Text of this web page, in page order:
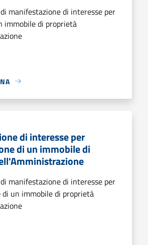
manifestazione di interesse per
immobile di proprietà
di interesse per
di un immobile di
manifestazione di interesse per
di un immobile di proprietà